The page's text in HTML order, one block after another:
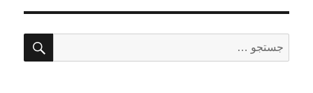
برای: